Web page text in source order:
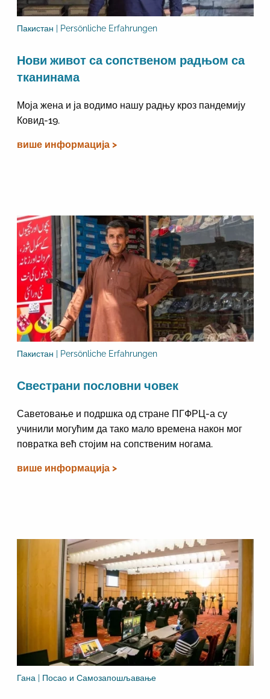
Пакистан | Persönliche Erfahrungen
Нови живот са сопственом радњом са
тканинама
Моја жена и ја водимо нашу радњу кроз пандемију
Ковид-19.
више информација >
Пакистан | Persönliche Erfahrungen
Свестрани пословни човек
Саветовање и подршка од стране ПГФРЦ-а су
учинили могућим да тако мало времена након мог
повратка већ стојим на сопственим ногама.
више информација >
Гана | Посао и Самозапошљавање